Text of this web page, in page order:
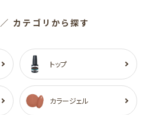
／ カテゴリから探す
トップ
カラージェル